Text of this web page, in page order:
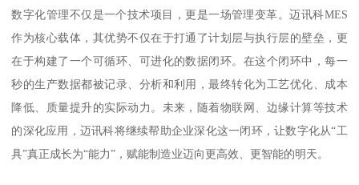
数字化管理不仅是一个技术项目，更是一场管理变革。迈讯科MES
作为核心载体，其优势不仅在于打通了计划层与执行层的壁垒，更
在于构建了一个可循环、可进化的数据闭环。在这个闭环中，每一
秒的生产数据都被记录、分析和利用，最终转化为工艺优化、成本
降低、质量提升的实际动力。未来，随着物联网、边缘计算等技术
的深化应用，迈讯科将继续帮助企业深化这一闭环，让数字化从“工
具”真正成长为“能力”，赋能制造业迈向更高效、更智能的明天。